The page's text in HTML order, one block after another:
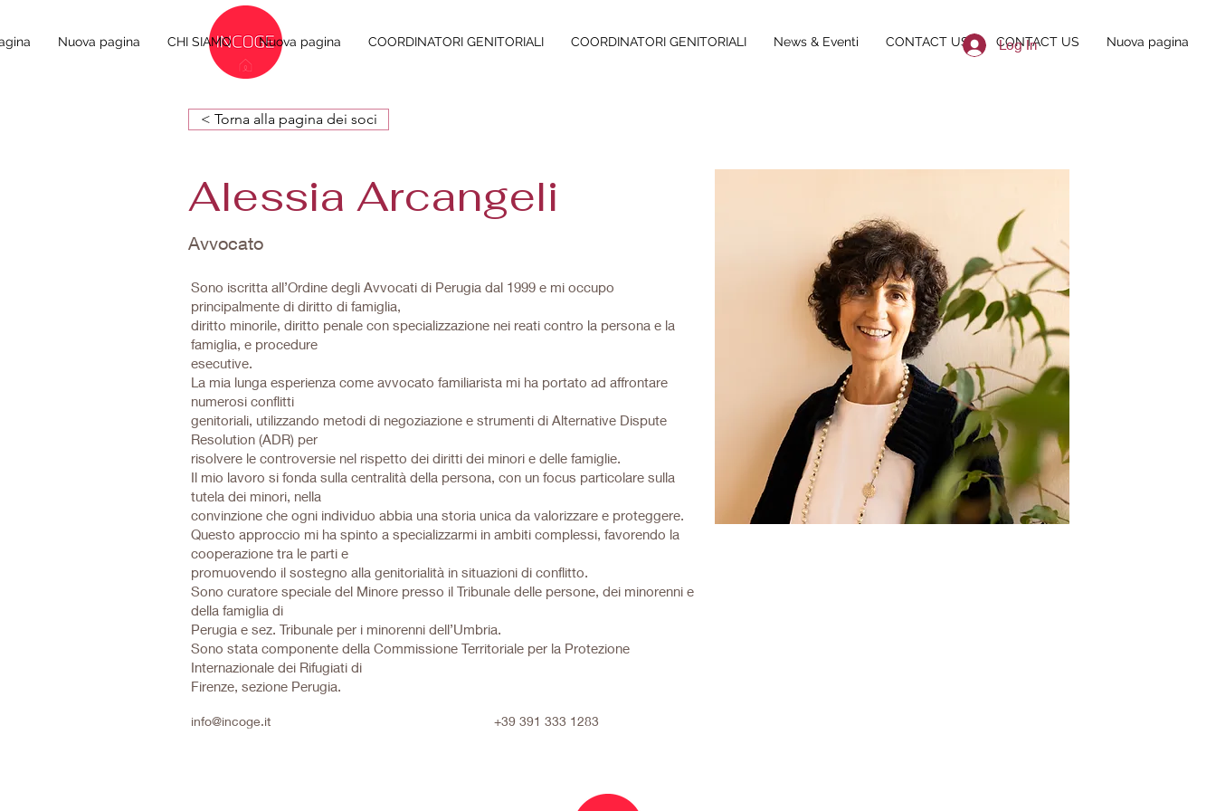
Nuova pagina CHI SIAMO Nuova pagina COORDINATORI GENITORIALI COORDINATORI GENITORIALI News & Eventi CONTACT US CONTACT US Nuova pagina
Log In
< Torna alla pagina dei soci
Alessia Arcangeli
Avvocato
Sono iscritta all’Ordine degli Avvocati di Perugia dal 1999 e mi occupo
principalmente di diritto di famiglia,
diritto minorile, diritto penale con specializzazione nei reati contro la persona e la
famiglia, e procedure
esecutive.
La mia lunga esperienza come avvocato familiarista mi ha portato ad affrontare
numerosi conflitti
genitoriali, utilizzando metodi di negoziazione e strumenti di Alternative Dispute
Resolution (ADR) per
risolvere le controversie nel rispetto dei diritti dei minori e delle famiglie.
Il mio lavoro si fonda sulla centralità della persona, con un focus particolare sulla
tutela dei minori, nella
convinzione che ogni individuo abbia una storia unica da valorizzare e proteggere.
Questo approccio mi ha spinto a specializzarmi in ambiti complessi, favorendo la
cooperazione tra le parti e
promuovendo il sostegno alla genitorialità in situazioni di conflitto.
Sono curatore speciale del Minore presso il Tribunale delle persone, dei minorenni e
della famiglia di
Perugia e sez. Tribunale per i minorenni dell’Umbria.
Sono stata componente della Commissione Territoriale per la Protezione
Internazionale dei Rifugiati di
Firenze, sezione Perugia.
info@incoge.it +39 391 333 1283